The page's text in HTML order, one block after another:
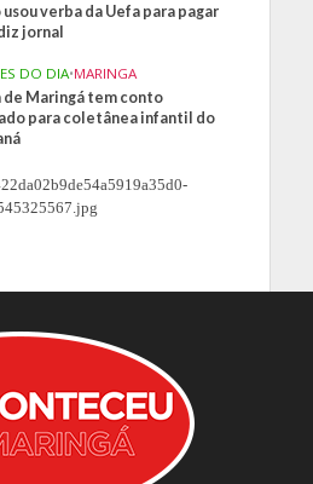
usou verba da Uefa para pagar
jornal
DO DIA•MARINGA
de Maringá tem conto
para coletânea infantil do